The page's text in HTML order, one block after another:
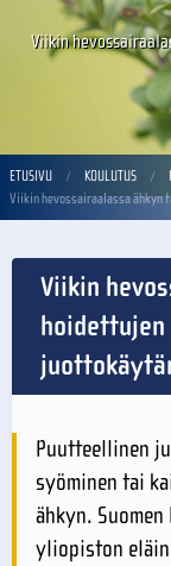
Viikin
ETUSIVU KOULUTUS
Viikin hevossairaalassa
Viikin
Puutteellinen
syöminen tai
ähkyn.
yliopiston